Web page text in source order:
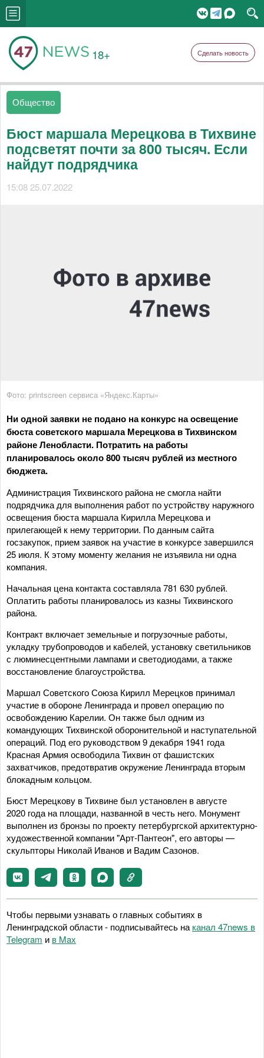
18+ Сделать новость
Общество
Бюст маршала Мерецкова в Тихвине
подсветят почти за 800 тысяч. Если
найдут подрядчика
15:08 25.07.2022
Фото: printscreen сервиса «Яндекс.Карты»
Ни одной заявки не подано на конкурс на освещение
бюста советского маршала Мерецкова в Тихвинском
районе Ленобласти. Потратить на работы
планировалось около 800 тысяч рублей из местного
бюджета.
Администрация Тихвинского района не смогла найти
подрядчика для выполнения работ по устройству наружного
освещения бюста маршала Кирилла Мерецкова и
прилегающей к нему территории. По данным сайта
госзакупок, прием заявок на участие в конкурсе завершился
25 июля. К этому моменту желания не изъявила ни одна
компания.
Начальная цена контакта составляла 781 630 рублей.
Оплатить работы планировалось из казны Тихвинского
района.
Контракт включает земельные и погрузочные работы,
укладку трубопроводов и кабелей, установку светильников
с люминесцентными лампами и светодиодами, а также
восстановление благоустройства.
Маршал Советского Союза Кирилл Мерецков принимал
участие в обороне Ленинграда и провел операцию по
освобождению Карелии. Он также был одним из
командующих Тихвинской оборонительной и наступательной
операций. Под его руководством 9 декабря 1941 года
Красная Армия освободила Тихвин от фашистских
захватчиков, предотвратив окружение Ленинграда вторым
блокадным кольцом.
Бюст Мерецкову в Тихвине был установлен в августе
2020 года на площади, названной в честь него. Монумент
выполнен из бронзы по проекту петербургской архитектурно-
художественной компании "Арт-Пантеон", его авторы —
скульпторы Николай Иванов и Вадим Сазонов.
Чтобы первыми узнавать о главных событиях в
Ленинградской области - подписывайтесь на канал 47news в
Telegram и в Maх